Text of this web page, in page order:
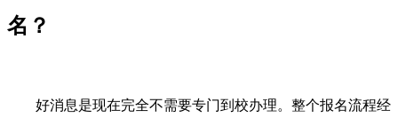
名？
好消息是现在完全不需要专门到校办理。整个报名流程经